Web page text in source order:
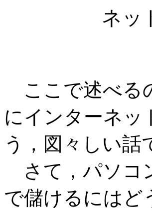
ネッ
ここで述べる
にインターネッ
う，図々しい話
さて，パソコ
で儲けるには